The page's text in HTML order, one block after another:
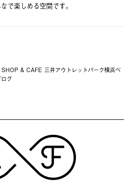
で楽しめる空間です。
& CAFE 三井アウトレットパーク横浜ベ
ログ